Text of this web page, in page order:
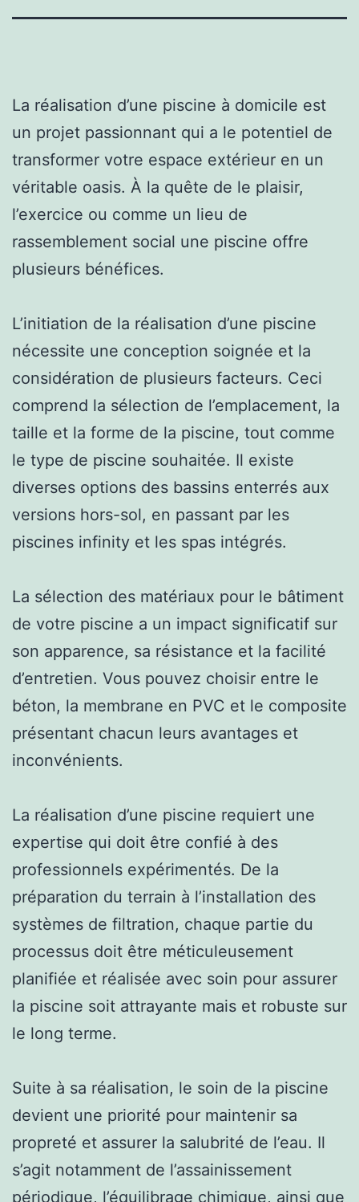
La réalisation d’une piscine à domicile est
un projet passionnant qui a le potentiel de
transformer votre espace extérieur en un
véritable oasis. À la quête de le plaisir,
l’exercice ou comme un lieu de
rassemblement social une piscine offre
plusieurs bénéfices.
L’initiation de la réalisation d’une piscine
nécessite une conception soignée et la
considération de plusieurs facteurs. Ceci
comprend la sélection de l’emplacement, la
taille et la forme de la piscine, tout comme
le type de piscine souhaitée. Il existe
diverses options des bassins enterrés aux
versions hors-sol, en passant par les
piscines infinity et les spas intégrés.
La sélection des matériaux pour le bâtiment
de votre piscine a un impact significatif sur
son apparence, sa résistance et la facilité
d’entretien. Vous pouvez choisir entre le
béton, la membrane en PVC et le composite
présentant chacun leurs avantages et
inconvénients.
La réalisation d’une piscine requiert une
expertise qui doit être confié à des
professionnels expérimentés. De la
préparation du terrain à l’installation des
systèmes de filtration, chaque partie du
processus doit être méticuleusement
planifiée et réalisée avec soin pour assurer
la piscine soit attrayante mais et robuste sur
le long terme.
Suite à sa réalisation, le soin de la piscine
devient une priorité pour maintenir sa
propreté et assurer la salubrité de l’eau. Il
s’agit notamment de l’assainissement
périodique, l’équilibrage chimique, ainsi que